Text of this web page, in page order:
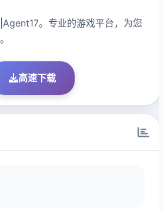
。专业的游戏平台，为您
高速下载